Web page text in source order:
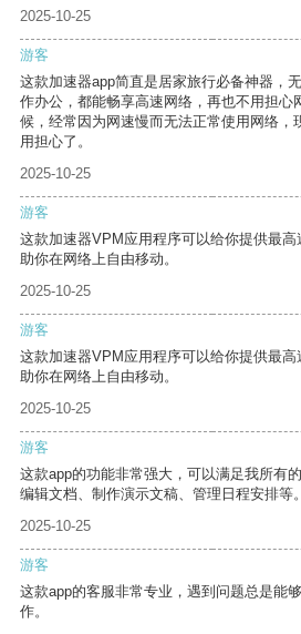
2025-10-25
游客
这款加速器app简直是居家旅行必备神器，
作办公，都能畅享高速网络，再也不用担心
候，经常因为网速慢而无法正常使用网络，
用担心了。
2025-10-25
游客
这款加速器VPM应用程序可以给你提供最
助你在网络上自由移动。
2025-10-25
游客
这款加速器VPM应用程序可以给你提供最
助你在网络上自由移动。
2025-10-25
游客
这款app的功能非常强大，可以满足我所有
编辑文档、制作演示文稿、管理日程安排等。
2025-10-25
游客
这款app的客服非常专业，遇到问题总是能
作。